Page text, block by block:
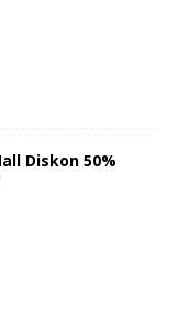
Diskon 50%